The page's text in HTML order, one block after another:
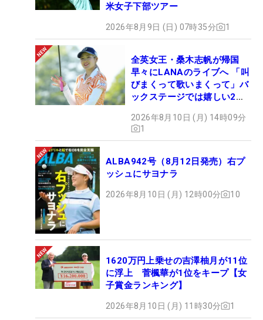
米女子下部ツアー
2026年8月9日 (日) 07時35分 1
全英女王・桑木志帆が帰国
早々にLANAのライブへ 「叫
びまくって歌いまくって」バ
ックステージでは嬉しい2シ
2026年8月10日 (月) 14時09分
1
ALBA942号（8月12日発売）右プ
ッシュにサヨナラ
2026年8月10日 (月) 12時00分 10
1620万円上乗せの吉澤柚月が11位
に浮上 菅楓華が1位をキープ【女
子賞金ランキング】
2026年8月10日 (月) 11時30分 1